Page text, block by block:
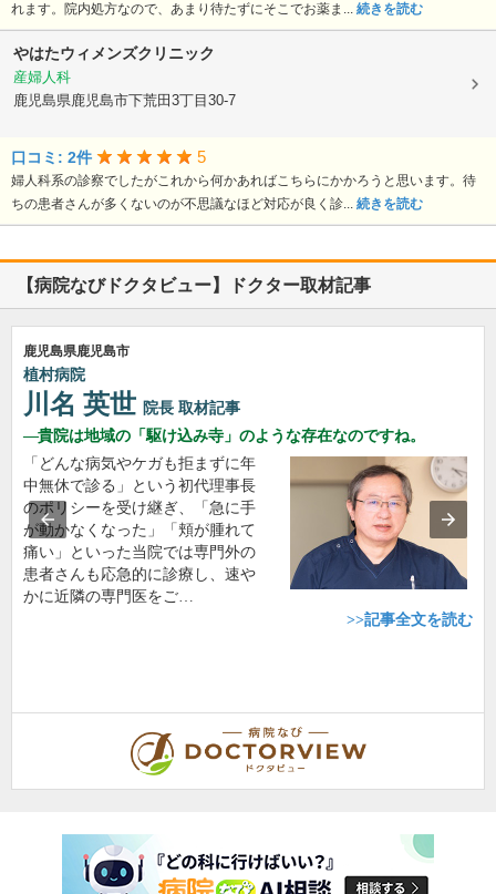
れます。院内処方なので、あまり待たずにそこでお薬ま... 続きを読む
やはたウィメンズクリニック
産婦人科
鹿児島県鹿児島市下荒田3丁目30-7
口コミ: 2件 5
婦人科系の診察でしたがこれから何かあればこちらにかかろうと思います。待
ちの患者さんが多くないのが不思議なほど対応が良く診... 続きを読む
【病院なびドクタビュー】ドクター取材記事
鹿児島県鹿児島市
植村病院
川名 英世 院長 取材記事
貴院は地域の「駆け込み寺」のような存在なのですね。
「どんな病気やケガも拒まずに年
中無休で診る」という初代理事長
のポリシーを受け継ぎ、「急に手
が動かなくなった」「頬が腫れて
痛い」といった当院では専門外の
患者さんも応急的に診療し、速や
かに近隣の専門医をご…
>>記事全文を読む